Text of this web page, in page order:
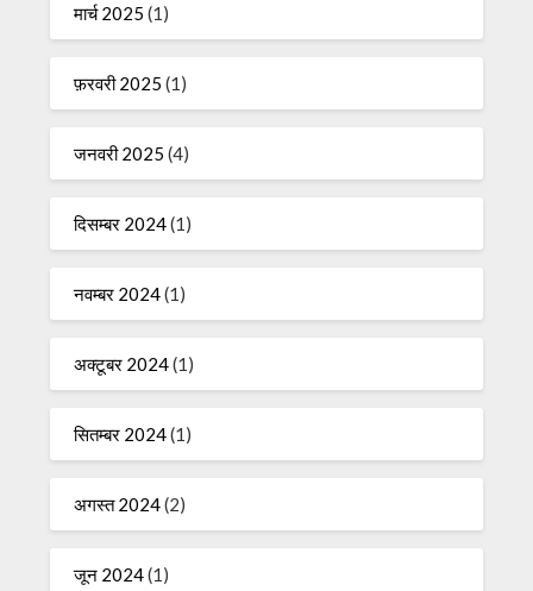
मार्च 2025 (1)
फ़रवरी 2025 (1)
जनवरी 2025 (4)
दिसम्बर 2024(1)
नवम्बर 2024(1)
अक्टूबर 2024(1)
सितम्बर 2024(1)
अगस्त 2024(2)
जून 2024(1)